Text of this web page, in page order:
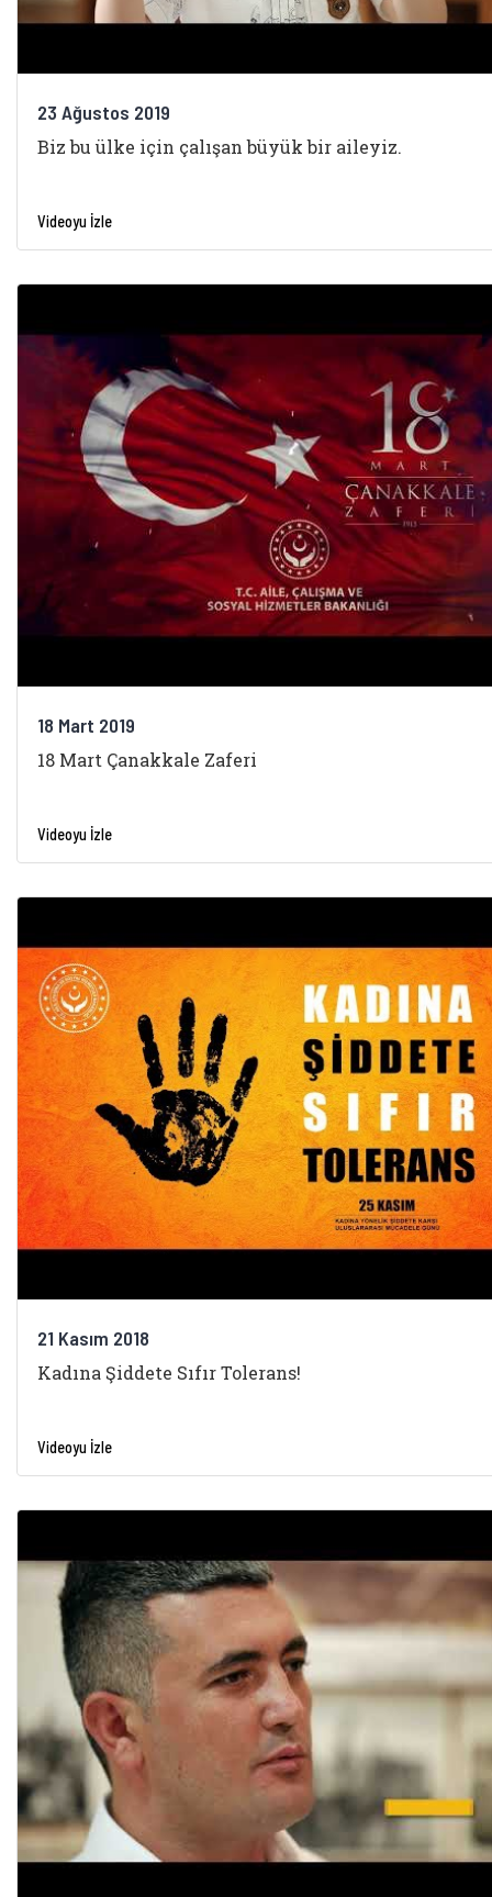
23 Ağustos 2019
Biz bu ülke için çalışan büyük bir aileyiz.
Videoyu İzle
18 Mart 2019
18 Mart Çanakkale Zaferi
Videoyu İzle
21 Kasım 2018
Kadına Şiddete Sıfır Tolerans!
Videoyu İzle